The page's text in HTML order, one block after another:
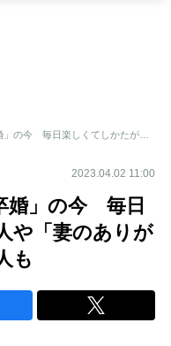
芸能人でも増加する「卒婚」の今 毎日楽しくてしかたがない人や「妻のありがたさ」わかってやめた人も
2023.04.02 11:00
婚」の今 毎日
や「妻のありが
も